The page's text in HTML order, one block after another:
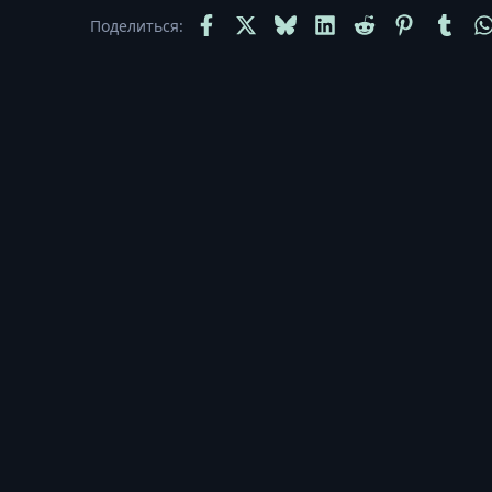
Поделиться: Facebook BlueskyLinkedIn
Reddit Pinterest